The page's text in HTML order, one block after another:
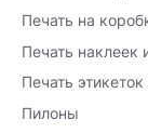
Печать на
Печать наклеек
Печать
Пилоны